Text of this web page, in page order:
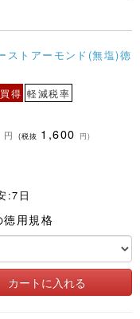
ストアーモンド(無塩)徳
得 軽減税率
円 (税抜 1,600 円)
:7日
用規格